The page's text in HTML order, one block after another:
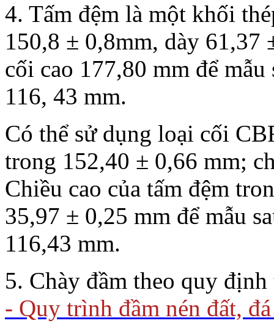
4. Tấm đệm là một khối
150,8 ± 0,8mm, dày
cối cao 177,80 mm để
116, 43 mm.
Có thể sử dụng loại cối
trong 152,40 ± 0,66 mm;
Chiều cao của tấm đệm
35,97 ± 0,25 mm để mẫu
116,43 mm.
5. Chày đầm theo quy
- Quy trình đầm nén đất,